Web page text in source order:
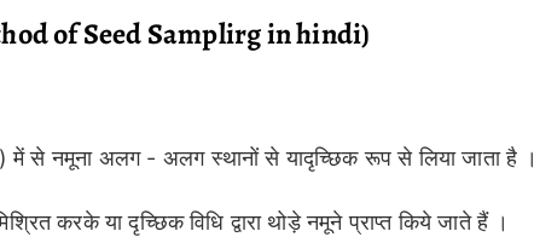
of Seed Samplirg in hindi)
में से नमूना अलग - अलग स्थानों से यादृच्छिक रूप से लिया जाता है ।
करके या दृच्छिक विधि द्वारा थोड़े नमूने प्राप्त किये जाते हैं ।